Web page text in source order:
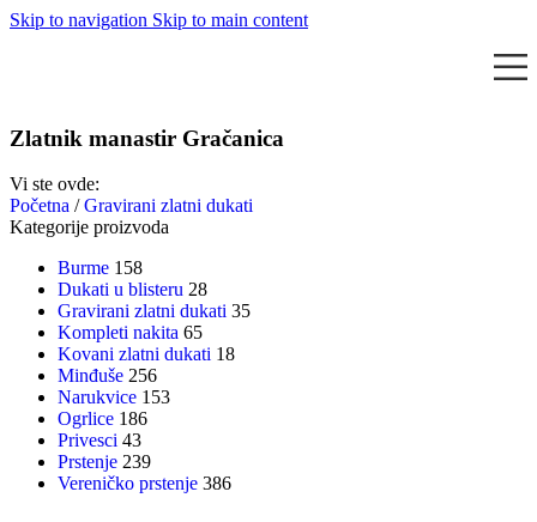
Skip to navigation Skip to main content
Zlatnik manastir Gračanica
Vi ste ovde:
Početna / Gravirani zlatni dukati
Kategorije proizvoda
Burme 158
Dukati u blisteru 28
Gravirani zlatni dukati 35
Kompleti nakita 65
Kovani zlatni dukati 18
Minđuše 256
Narukvice 153
Ogrlice 186
Privesci 43
Prstenje 239
Vereničko prstenje 386